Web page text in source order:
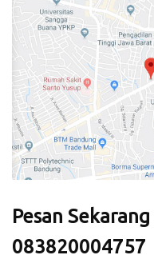
Pesan
083820004757